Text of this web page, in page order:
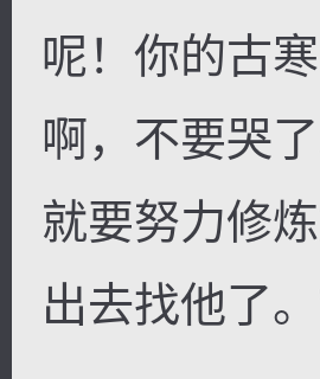
呢！你的古
啊，不要哭
就要努力修
出去找他了。